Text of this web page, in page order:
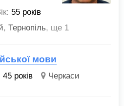
55 років
,Тернопіль, ще 1
мови
45 років Черкаси